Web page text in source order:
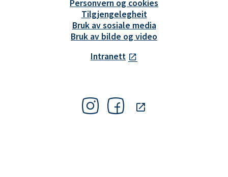
Personvern og cookies
Tilgjengelegheit
Bruk av sosiale media
Bruk av bilde og video
Intranett